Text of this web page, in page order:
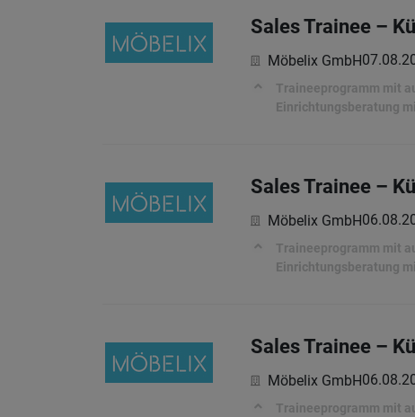
Sales Trainee –
Möbelix GmbH
Traineeprogramm mit
Einrichtungsberatung
Sales Trainee –
Möbelix GmbH
Traineeprogramm mit
Einrichtungsberatung
Sales Trainee –
Möbelix GmbH
Traineeprogramm mit